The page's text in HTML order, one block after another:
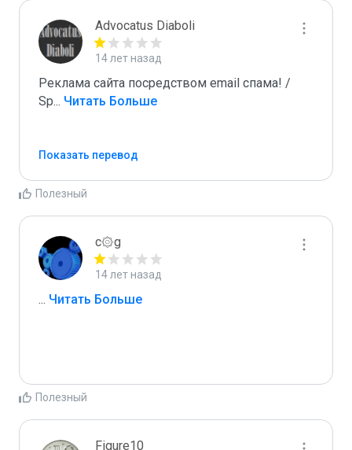
Advocatus Diaboli
14 лет назад
Реклама сайта посредством email спама! /
Sp... Читать Больше
Показать перевод
Полезный
c۞g
14 лет назад
... Читать Больше
Полезный
Figure10